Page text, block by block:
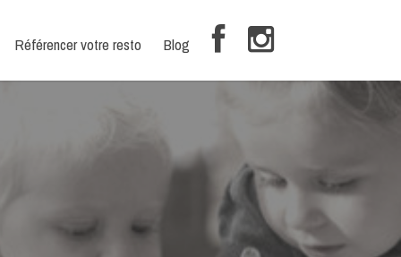
Référencer votre resto Blog